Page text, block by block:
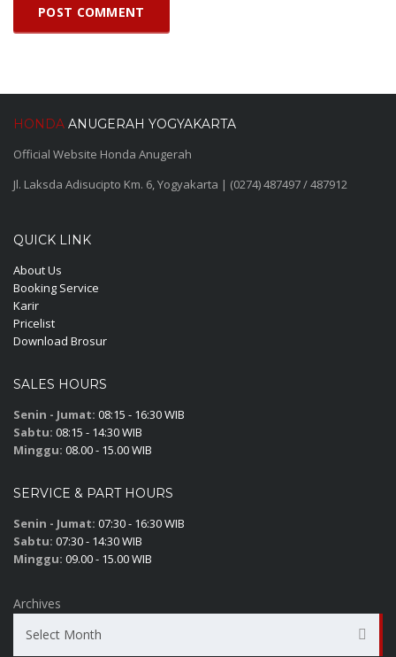
HONDA ANUGERAH YOGYAKARTA
Official Website Honda Anugerah
Jl. Laksda Adisucipto Km. 6, Yogyakarta | (0274) 487497 / 487912
QUICK LINK
About Us
Booking Service
Karir
Pricelist
Download Brosur
SALES HOURS
Senin - Jumat: 08:15 - 16:30 WIB
Sabtu: 08:15 - 14:30 WIB
Minggu: 08.00 - 15.00 WIB
SERVICE & PART HOURS
Senin - Jumat: 07:30 - 16:30 WIB
Sabtu: 07:30 - 14:30 WIB
Minggu: 09.00 - 15.00 WIB
Archives
Select Month